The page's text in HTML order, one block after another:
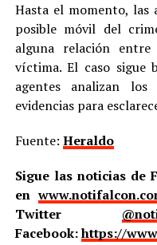
Hasta el momento, las
posible móvil del
alguna relación
víctima. El caso sigue
agentes analizan
evidencias para
Fuente: Heraldo
Sigue las noticias de
en
Twitter
Facebook:https://